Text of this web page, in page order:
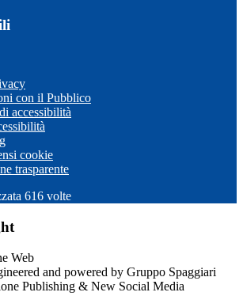
con il Pubblico
accessibilità
cookie
trasparente
616 volte
and powered by Gruppo Spaggiari
Publishing & New Social Media